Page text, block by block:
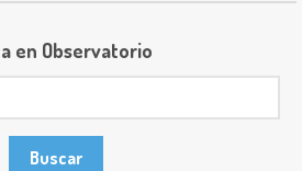
en Observatorio